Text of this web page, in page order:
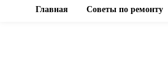
Главная Советы по ремонту